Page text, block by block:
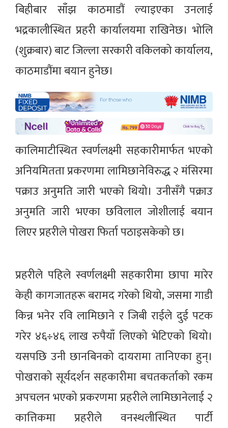
बिहीबार साँझ काठमाडौं ल्याइएका उनलाई
भद्रकालीस्थित प्रहरी कार्यालयमा राखिनेछ। भोलि
(शुक्रबार) बाट जिल्ला सरकारी वकिलको कार्यालय,
काठमाडौंमा बयान हुनेछ।
कालिमाटीस्थित स्वर्णलक्ष्मी सहकारीमार्फत भएको
अनियमितता प्रकरणमा लामिछानेविरुद्ध २ मंसिरमा
पक्राउ अनुमति जारी भएको थियो। उनीसँगै पक्राउ
अनुमति जारी भएका छविलाल जोशीलाई बयान
लिएर प्रहरीले पोखरा फिर्ता पठाइसकेको छ।
प्रहरीले पहिले स्वर्णलक्ष्मी सहकारीमा छापा मारेर
केही कागजातहरू बरामद गरेको थियो, जसमा गाडी
किन्न भनेर रवि लामिछाने र जिबी राईले दुई पटक
गरेर ४६÷४६ लाख रुपैयाँ लिएको भेटिएको थियो।
यसपछि उनी छानबिनको दायरामा तानिएका हुन्।
पोखराको सूर्यदर्शन सहकारीमा बचतकर्ताको रकम
अपचलन भएको प्रकरणमा प्रहरीले लामिछानेलाई २
कात्तिकमा प्रहरीले वनस्थलीस्थित पार्टी